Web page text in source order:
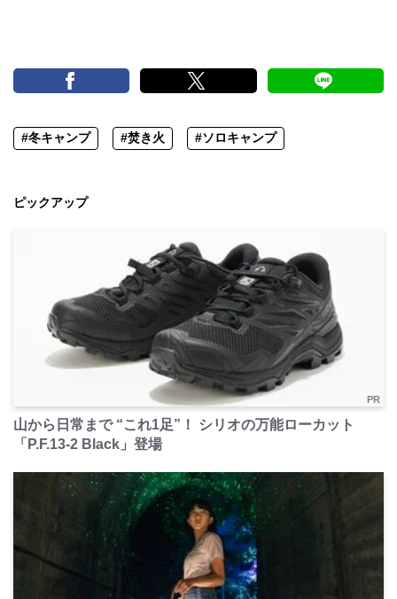
#冬キャンプ #焚き火 #ソロキャンプ
ピックアップ
PR
山から日常まで “これ1足”！ シリオの万能ローカット
「P.F.13-2 Black」登場